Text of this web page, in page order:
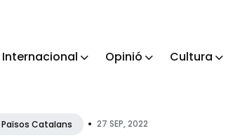
Internacional Opinió Cultura
Països Catalans • 27 SEP, 2022